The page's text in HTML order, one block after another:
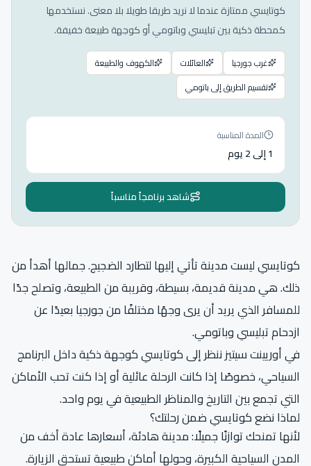
كوتايسي ممتازة عندما لا نريد طريقا طويلا بلا معنى. نستخدمها
كمحطة ذكية بين تبليسي وباتومي أو كوجهة طبيعة خفيفة.
غرب جورجيا العائلات
الكهوف والطبيعة
تقسيم الطريق إلى باتومي
المدة المناسبة
1 إلى 2 يوم
شاهد برنامجاً مناسباً
كوتايسي ليست مدينة تأتي إليها لتطارد الضجيج. جمالها أهدأ من
ذلك. هي مدينة قديمة، بسيطة، وقريبة من الطبيعة، وتصلح جدًا
للمسافر الذي يريد أن يرى وجهًا مختلفًا من جورجيا بعيدًا عن
ازدحام تبليسي وباتومي.
في أوريينت سيتيز ننظر إلى كوتايسي كوجهة ذكية داخل البرنامج
السياحي، خصوصًا إذا كانت الرحلة عائلية أو إذا كنت تحب الأماكن
التي تجمع بين التاريخ والمناظر الطبيعية في يوم واحد.
لماذا نضع كوتايسي ضمن رحلتك؟
لأنها تمنحك توازنًا جميلًا: مدينة هادئة، أسعارها عادة أخف من
المدن السياحية الكبيرة، وحولها أماكن طبيعية تستحق الزيارة.